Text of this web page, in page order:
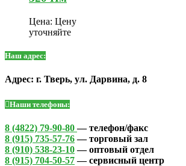
Цена: Цену
уточняйте
Наш адрес:
Адрес: г. Тверь, ул. Дарвина, д. 8
Наши телефоны:
8 (4822) 79-90-80— телефон/факс
8 (915) 735-57-76— торговый зал
8 (910) 538-23-10— оптовый отдел
8 (915) 704-50-57— сервисный центр